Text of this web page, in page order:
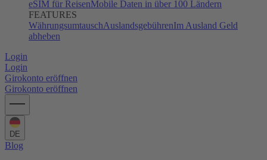
eSIM für ReisenMobile Daten in über 100 Ländern
FEATURES
WährungsumtauschAuslandsgebührenIm Ausland Geld
abheben
Login
Login
Girokonto eröffnen
Girokonto eröffnen
DE
Blog